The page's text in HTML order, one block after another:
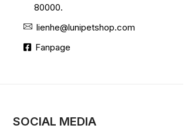
80000.
lienhe@lunipetshop.com
Fanpage
SOCIAL MEDIA